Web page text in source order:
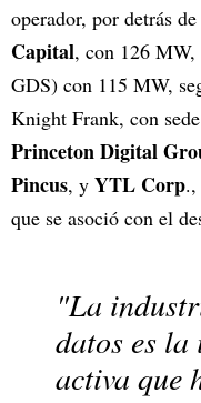
operador, por detrás de
Capital, con 126 MW,
GDS) con 115 MW,
Knight Frank, con
Princeton Digital
Pincus, y YTL Corp.,
que se asoció con el
"La
datos es
activa que